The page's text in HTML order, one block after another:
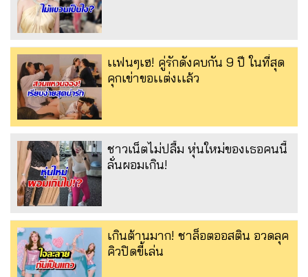
เเฟนๆเฮ! คู่รักดังคบกัน 9 ปี ในที่สุด
คุกเข่าขอเเต่งเเล้ว
ชาวเน็ตไม่ปลื้ม หุ่นใหม่ของเธอคนนี้
ลั่นผอมเกิน!
เกินต้านมาก! ชาล็อตออสติน อวดลุค
คิวปิดขี้เล่น